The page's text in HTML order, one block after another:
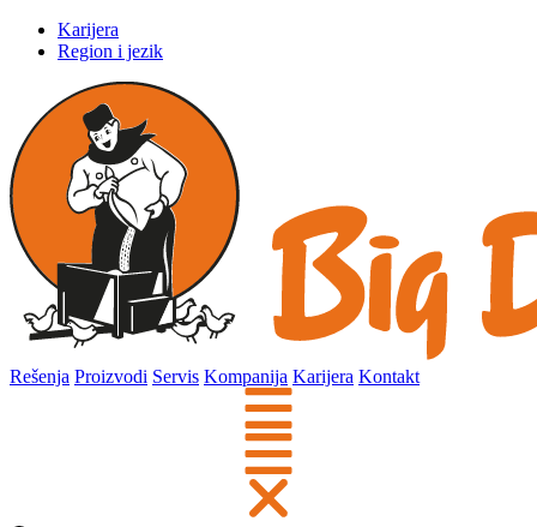
Karijera
Region i jezik
Rešenja Proizvodi Servis Kompanija Karijera Kontakt